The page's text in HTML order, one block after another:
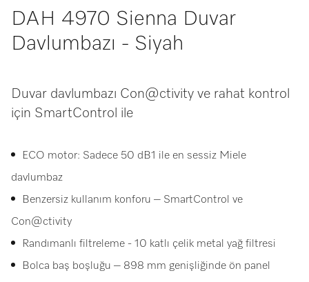
DAH 4970 Sienna Duvar
Davlumbazı - Siyah
Duvar davlumbazı Con@ctivity ve rahat kontrol
için SmartControl ile
ECO motor: Sadece 50 dB1 ile en sessiz Miele
davlumbaz
Benzersiz kullanım konforu – SmartControl ve
Con@ctivity
Randımanlı filtreleme - 10 katlı çelik metal yağ filtresi
Bolca baş boşluğu – 898 mm genişliğinde ön panel